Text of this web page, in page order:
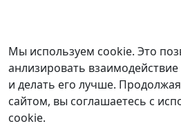
Мы используем cookie. Это
анлизировать
и делать его лучше.
сайтом, вы соглашаетесь с
cookie.